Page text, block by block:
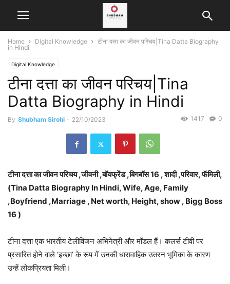
Home Digital Knowledge
टीना दत्ता का जीवन परिचय|Tina Datta Biography
in Hindi
Digital Knowledge
टीना दत्ता का जीवन परिचय|Tina
Datta Biography in Hindi
By Shubham Sirohi - 22/10/2023 0
1417
टीना दत्ता का जीवन परिचय ,जीवनी ,बॉयफ्रेंड ,बिगबॉस 16 , शादी ,परिवार, फॅमिली,
(Tina Datta Biography In Hindi, Wife, Age, Family
,Boyfriend ,Marriage , Net worth, Height, show , Bigg Boss
16 )
टीना दत्ता एक भारतीय टेलीविजन अभिनेत्री और मॉडल हैं। कलर्स टीवी पर
प्रसारित होने वाले ‘इच्छा’ के रूप में उनकी धारावाहिक उतरन भूमिका के कारण
उन्हें लोकप्रियता मिली।